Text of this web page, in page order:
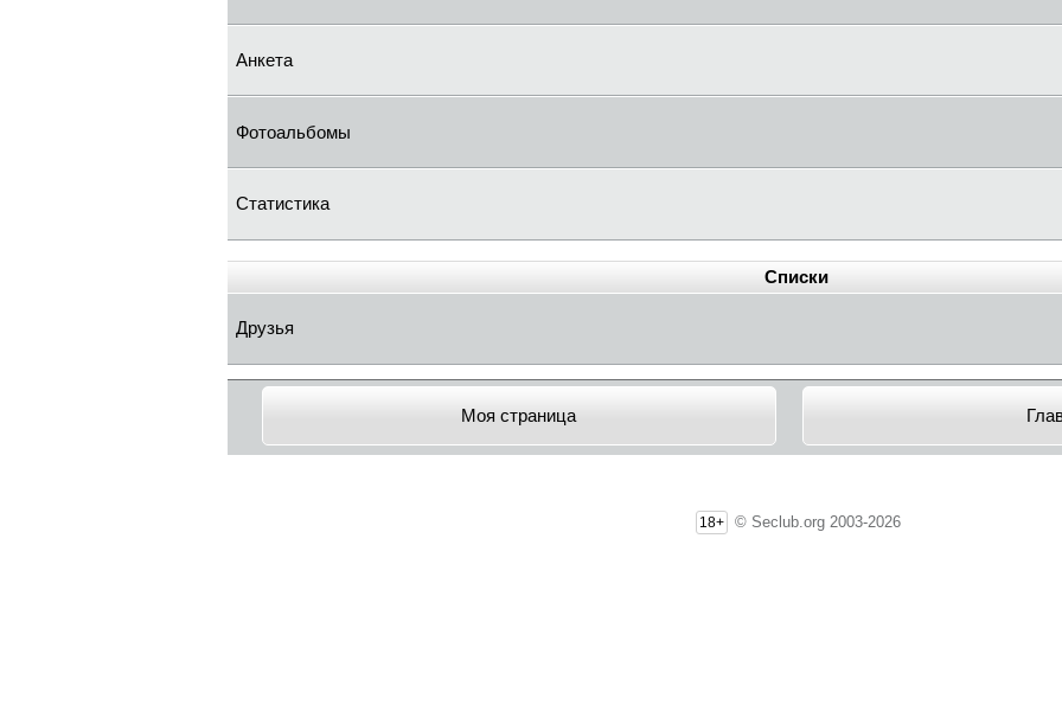
Анкета
Фотоальбомы
Статистика
Списки
Друзья
Моя страница
18+ © Seclub.org 2003-2026